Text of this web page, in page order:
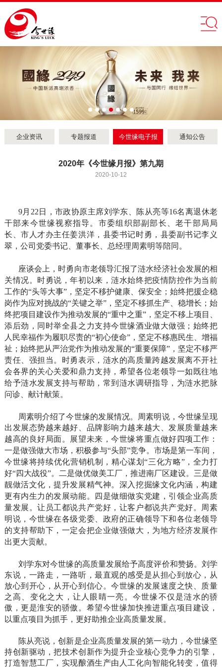
企业资讯 专题报道 今世缘电子报 通知公告
2020年《今世缘月报》第九期
2020-10-12
9月22日，市政协原主席刘学东、陈从亮等16名离退休老
干部来今世缘视察指导。市委组织部副部长、老干部局局
长、市人才办主任姜洪洋，县委书记时勇，县委副书记李义
翠，公司党委书记、董事长、总经理周素明等陪同。
座谈会上，时勇向市老领导汇报了涟水经济社会发展的相
关情况。时勇说，年初以来，涟水始终把疫情防控作为当前
工作的“头等大事”，坚定不移护健康、保安全；始终把援企稳
岗作为应对挑战的“关键之举”，坚定不移抓生产、稳增长；始
终把项目建设作为推动发展的“重中之重”，坚定不移上项目、
添后劲，同时举全县之力支持今世缘酒业做大做强；始终把
人民幸福作为履职尽责的“初心使命”，坚定不移惠民生、增福
祉；始终把从严治党作为推动发展的“重要保障”，坚定不移严
责任、强担当。时勇表示，涟水的高质量跨越发展离不开社
会各界的关心关爱和鼎力支持，希望各位老领导一如既往地
给予涟水发展支持与帮助，常到涟水调研指导，为涟水把脉
问诊、献计献策。
周素明介绍了今世缘的发展情况。周素明说，今世缘呈现
出发展态势越来越好、品牌影响力越来越大、发展质量越来
越高的良好局面。 展望未来 ，今世缘将重点做好四项工作：
一是做强做大市场，积极参与“头部”竞争。市场是第一车间，
今世缘将持续优化营销机制，精心谋划“三化方略”，全力打
好“四大战役”。二是做优做美工厂，推进南厂区建设。三是做
靓做活文化，提升发展精气神。深入挖掘缘文化内涵，构建
更有内生力的发展动能。四是做细做实党建，引领企业高质
量发展。让员工都说共产党好，让客户都说共产党好。周素
明说，今世缘在各级党委、政府的正确领导下和各位老领导
的支持帮助下，一定会把企业做强做大，为地方经济发展作
出更大贡献。
刘学东对今世缘的高质量发展给予高度评价和赞扬。刘学
东说，一路走，一路听，最直观的感受是从担心到放心，从
放心到开心，从开心到信心。今世缘的发展速度之快、质量
之高、变化之大，让人眼睛一亮。今世缘不仅是涟水的骄
傲，更是淮安的骄傲。希望今世缘加快推进重点项目建设，
以重点项目为抓手，更好助推企业高质量发展。
陈从亮说，创新是企业高质量发展的第一动力，今世缘坚
持创新驱动，把技术创新作为提升企业核心竞争力的引擎，
打造智慧工厂，实现酿酒生产由人工化向智能化转变，值得